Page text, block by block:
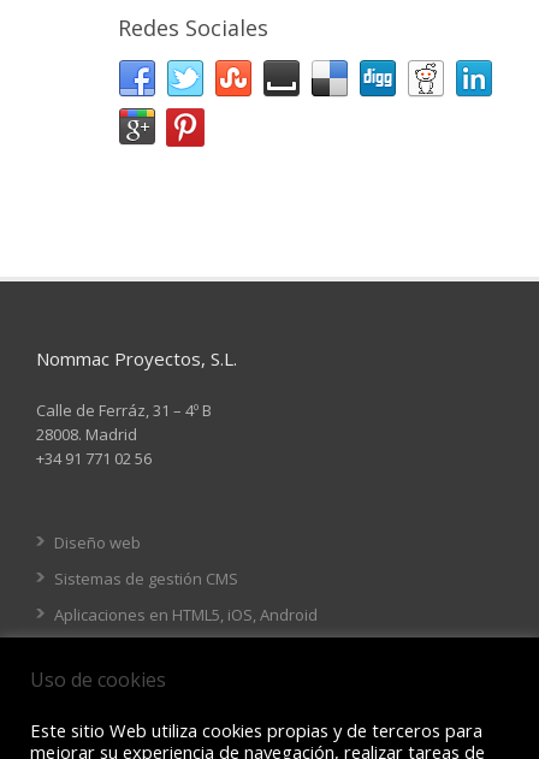
Redes Sociales
Nommac Proyectos, S.L.
Calle de Ferráz, 31 – 4º B
28008. Madrid
+34 91 771 02 56
Diseño web
Sistemas de gestión CMS
Aplicaciones en HTML5, iOS, Android
Uso de cookies
Este sitio Web utiliza cookies propias y de terceros para
mejorar su experiencia de navegación, realizar tareas de